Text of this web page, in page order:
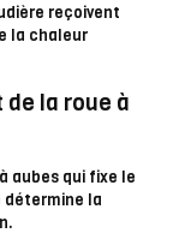
reçoivent
la chaleur
la roue à
aubes qui fixe le
détermine la